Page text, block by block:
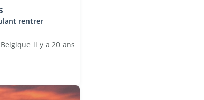
rentrer
il y a 20 ans